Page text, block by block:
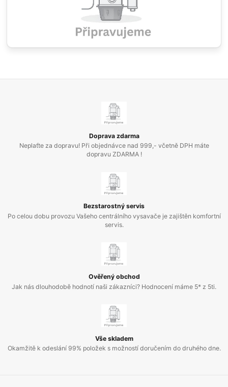
Doprava zdarma
Neplaťte za dopravu! Při objednávce nad 999,- včetně DPH máte
dopravu ZDARMA !
Bezstarostný servis
Po celou dobu provozu Vašeho centrálního vysavače je zajištěn komfortní
servis.
Ověřený obchod
Jak nás dlouhodobě hodnotí naši zákazníci? Hodnocení máme 5* z 5ti.
Vše skladem
Okamžitě k odeslání 99% položek s možností doručením do druhého dne.